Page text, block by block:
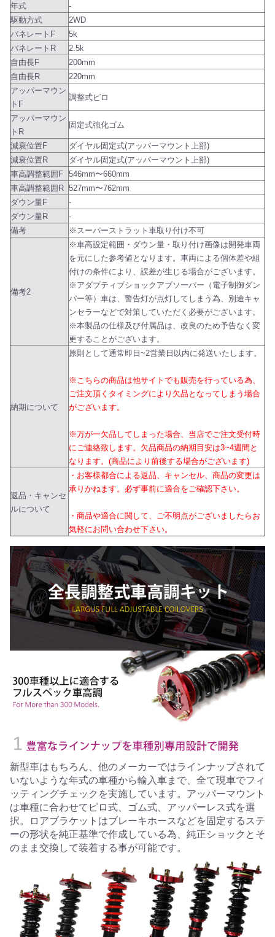
年式
-
駆動方式
2WD
バネレートF
5k
バネレートR
2.5k
自由長F
200mm
自由長R
220mm
アッパーマウン
トF
調整式ピロ
アッパーマウン
トR
固定式強化ゴム
減衰位置F
ダイヤル固定式(アッパーマウント上部)
減衰位置R
ダイヤル固定式(アッパーマウント上部)
車高調整範囲F 546mm〜660mm
車高調整範囲R 527mm〜762mm
ダウン量F
-
ダウン量R
-
備考
※スーパーストラット車取り付け不可
備考2
※車高設定範囲・ダウン量・取り付け画像は開発車両
を元にした参考値となります。車両による個体差や組
付けの条件により、誤差が生じる場合がございます。
※アダプティブショックアブソーバー（電子制御ダン
パー等）車は、警告灯が点灯してしまう為、別途キャ
ンセラーなどで対策していただく必要がございます。
※本製品の仕様及び付属品は、改良のため予告なく変
更することがございます。
納期について
原則として通常即日~2営業日以内に発送いたします。
※こちらの商品は他サイトでも販売を行っている為、
ご注文頂くタイミングにより欠品となってしまう場合
がございます。
※万が一欠品してしまった場合、当店でご注文受付時
にご連絡致します。欠品商品の納期目安は3~4週間と
なります。(商品により前後する場合がございます)
返品・キャンセ
ルについて
・お客様都合による返品、キャンセル、商品の変更は
承りかねます。必ず事前に適合をご確認下さい。
・商品や適合に関して、ご不明点がございましたらお
気軽にお問い合わせ下さい。
新型車はもちろん、他のメーカーではラインナップされて
いないような年式の車種から輸入車まで、全て現車でフィ
ッティングチェックを実施しています。アッパーマウント
は車種に合わせてピロ式、ゴム式、アッパーレス式を選
択。ロアブラケットはブレーキホースなどを固定するステ
ーの形状を純正基準で作成している為、純正ショックとそ
のまま交換して装着する事が可能です。